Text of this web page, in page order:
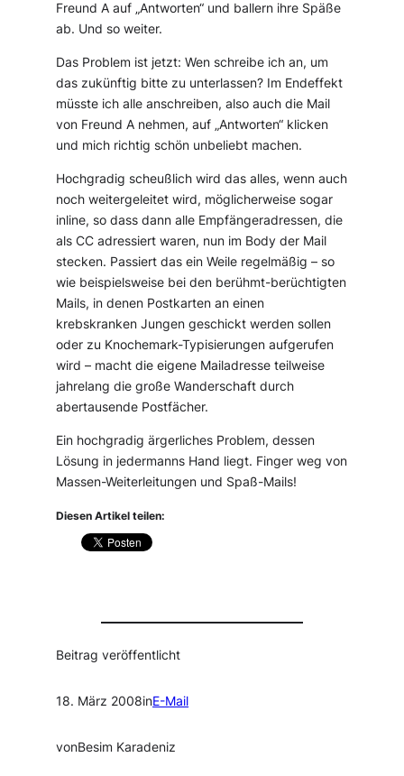
Freund A auf „Antworten“ und ballern ihre Späße
ab. Und so weiter.
Das Problem ist jetzt: Wen schreibe ich an, um
das zukünftig bitte zu unterlassen? Im Endeffekt
müsste ich alle anschreiben, also auch die Mail
von Freund A nehmen, auf „Antworten“ klicken
und mich richtig schön unbeliebt machen.
Hochgradig scheußlich wird das alles, wenn auch
noch weitergeleitet wird, möglicherweise sogar
inline, so dass dann alle Empfängeradressen, die
als CC adressiert waren, nun im Body der Mail
stecken. Passiert das ein Weile regelmäßig – so
wie beispielsweise bei den berühmt-berüchtigten
Mails, in denen Postkarten an einen
krebskranken Jungen geschickt werden sollen
oder zu Knochemark-Typisierungen aufgerufen
wird – macht die eigene Mailadresse teilweise
jahrelang die große Wanderschaft durch
abertausende Postfächer.
Ein hochgradig ärgerliches Problem, dessen
Lösung in jedermanns Hand liegt. Finger weg von
Massen-Weiterleitungen und Spaß-Mails!
Diesen Artikel teilen:
Beitrag veröffentlicht
18. März 2008inE-Mail
vonBesim Karadeniz